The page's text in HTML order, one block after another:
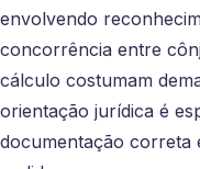
envolvendo
concorrência entre
cálculo costumam
orientação jurídica é
documentação correta